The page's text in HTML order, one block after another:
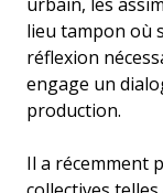
lieu tampon où
réflexion
engage un
production.
Il a récemment